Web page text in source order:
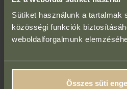
Sütiket használunk a tartalmak
közösségi funkciók
weboldalforgalmunk
Összes süti
tervet.
Tedd meg az első lépést a
Időpontfoglalás